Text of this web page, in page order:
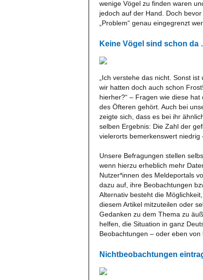
wenige Vögel zu finden waren
jedoch auf der Hand. Doch
„Problem“ genau eingegrenzt
Keine Vögel sind schon da
„Ich verstehe das nicht. Sonst
wir hatten doch auch schon
hierher?“ – Fragen wie diese
des Öfteren gehört. Auch bei
zeigte sich, dass es bei ihr
selben Ergebnis: Die Zahl der
vielerorts bemerkenswert niedrig
Unsere Befragungen stellen
wenn hierzu erheblich mehr
Nutzer*innen des Meldeportals
dazu auf, ihre Beobachtungen
Alternativ besteht die
diesem Artikel mitzuteilen oder
Gedanken zu dem Thema zu
helfen, die Situation in ganz
Beobachtungen – oder eben von
Nichtbeobachtungen